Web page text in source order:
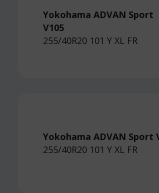
Yokohama ADVAN Sport
V105
255/40R20 101 YXL FR
Yokohama ADVAN Sport
255/40R20 101 YXL FR